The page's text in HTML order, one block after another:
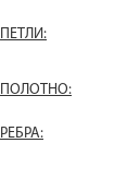
ПЕТЛИ:
ПОЛОТНО:
РЕБРА: